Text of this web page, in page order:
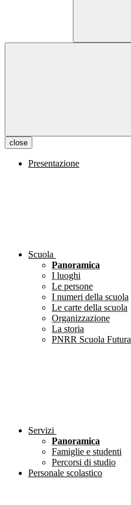
close
Presentazione
Scuola
Panoramica
I luoghi
Le persone
I numeri della scuola
Le carte della scuola
Organizzazione
La storia
PNRR Scuola Futura
Servizi
Panoramica
Famiglie e studenti
Percorsi di studio
Personale scolastico